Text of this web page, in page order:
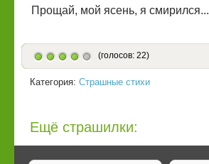
Прощай, мой ясень, я смирился...
(голосов: 22)
Категория: Страшные стихи
Ещё страшилки: